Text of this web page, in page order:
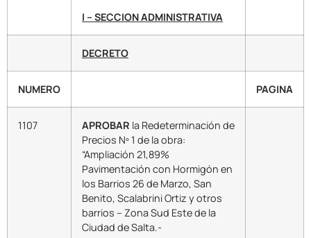
I – SECCION ADMINISTRATIVA
DECRETO
NUMERO PAGINA
1107 APROBAR la Redeterminación de
Precios Nº 1 de la obra:
“Ampliación 21,89%
Pavimentación con Hormigón en
los Barrios 26 de Marzo, San
Benito, Scalabrini Ortiz y otros
barrios – Zona Sud Este de la
Ciudad de Salta.-